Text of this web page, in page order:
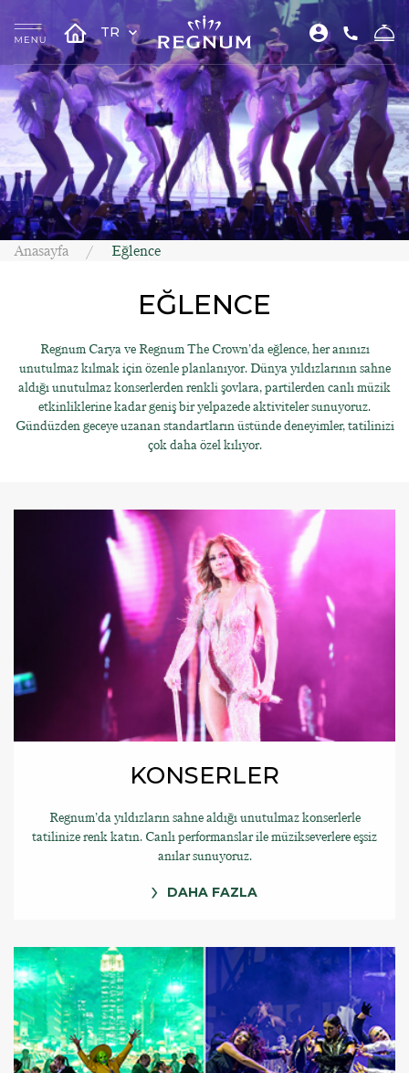
TR
Anasayfa Eğlence
EĞLENCE
Regnum Carya ve Regnum The Crown’da eğlence, her anınızı
unutulmaz kılmak için özenle planlanıyor. Dünya yıldızlarının sahne
aldığı unutulmaz konserlerden renkli şovlara, partilerden canlı müzik
etkinliklerine kadar geniş bir yelpazede aktiviteler sunuyoruz.
Gündüzden geceye uzanan standartların üstünde deneyimler, tatilinizi
çok daha özel kılıyor.
KONSERLER
Regnum’da yıldızların sahne aldığı unutulmaz konserlerle
tatilinize renk katın. Canlı performanslar ile müzikseverlere eşsiz
anılar sunuyoruz.
DAHA FAZLA